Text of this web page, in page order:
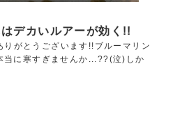
デカいルアーが効く!!
りがとうございます!!ブルーマリン
当に寒すぎませんか...??(泣)しか